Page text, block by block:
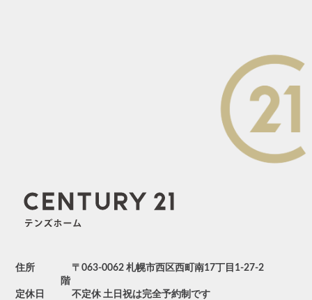
住所
〒063-0062 札幌市西区西町南17丁目1-27-2
階
定休日
不定休 土日祝は完全予約制です